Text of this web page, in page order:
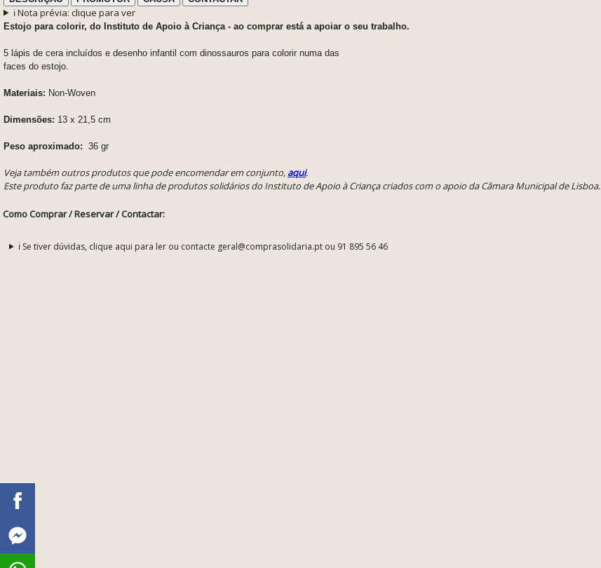
ℹ️ Nota prévia: clique para ver
Estojo para colorir, do Instituto de Apoio à Criança - ao comprar está a apoiar o seu trabalho.
5 lápis de cera incluídos e desenho infantil com dinossauros para colorir numa das
faces do estojo.
Materiais: Non-Woven
Dimensões: 13 x 21,5 cm
Peso aproximado: 36 gr
Veja também outros produtos que pode encomendar em conjunto, aqui.
Este produto faz parte de uma linha de produtos solidários do Instituto de Apoio à Criança criados com o apoio da Câmara Municipal de Lisboa.
Como Comprar / Reservar / Contactar:
ℹ️ Se tiver dúvidas, clique aqui para ler ou contacte geral@comprasolidaria.pt ou 91 895 56 46